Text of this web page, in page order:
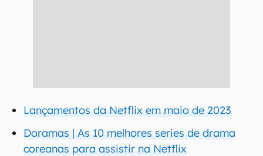
Lançamentos da Netflix em maio de 2023
Doramas | As 10 melhores series de drama
coreanas para assistir na Netflix